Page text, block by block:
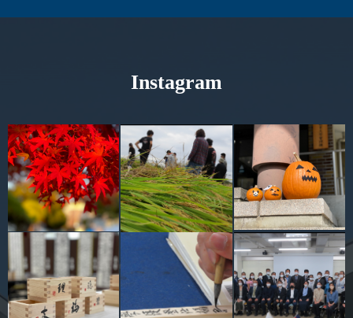
お問い合わせ窓口一覧
キャンパスマップ
サイトポリシー
サイトマップ
交通アクセス
同窓会
後援会
Instagram